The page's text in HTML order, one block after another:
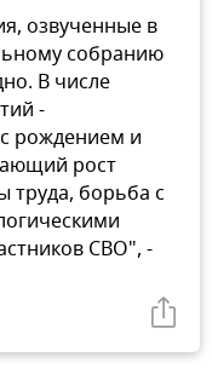
озвученные в
собранию
В числе
-
рождением и
рост
труда, борьба с
СВО", -